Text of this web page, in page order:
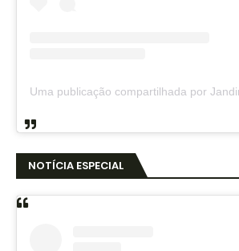
NOTÍCIA ESPECIAL